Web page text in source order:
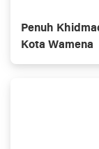
Penuh
Kota Wamena